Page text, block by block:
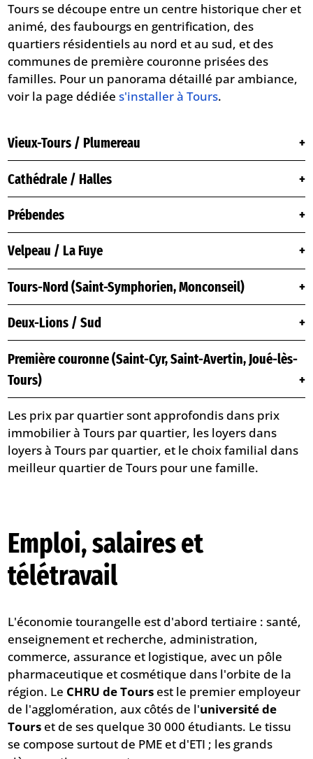
Tours se découpe entre un centre historique cher et
animé, des faubourgs en gentrification, des
quartiers résidentiels au nord et au sud, et des
communes de première couronne prisées des
familles. Pour un panorama détaillé par ambiance,
voir la page dédiées'installer à Tours.
Vieux-Tours / Plumereau
Cathédrale / Halles
Prébendes
Velpeau / La Fuye
Tours-Nord (Saint-Symphorien, Monconseil)
Deux-Lions / Sud
Première couronne (Saint-Cyr, Saint-Avertin, Joué-lès-
Tours)
Les prix par quartier sont approfondis dans prix
immobilier à Tours par quartier, les loyers dans
loyers à Tours par quartier, et le choix familial dans
meilleur quartier de Tours pour une famille.
Emploi, salaires et
télétravail
L'économie tourangelle est d'abord tertiaire : santé,
enseignement et recherche, administration,
commerce, assurance et logistique, avec un pôle
pharmaceutique et cosmétique dans l'orbite de la
région. Le CHRU de Tours est le premier employeur
de l'agglomération, aux côtés de l'université de
Tours et de ses quelque 30 000 étudiants. Le tissu
se compose surtout de PME et d'ETI ; les grands